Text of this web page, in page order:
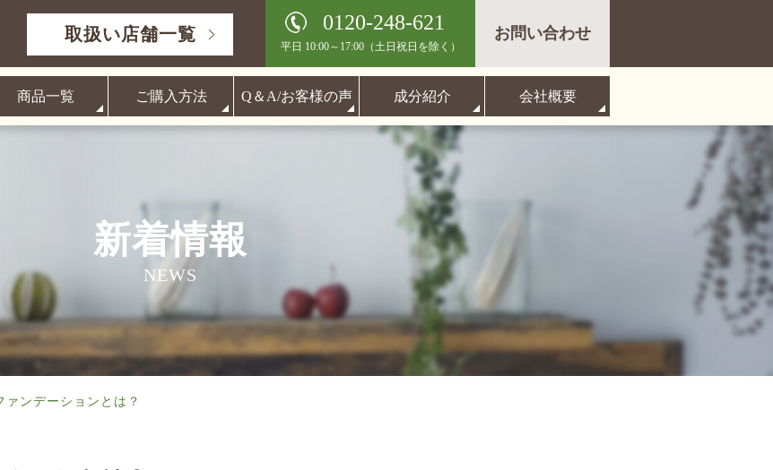
取扱い店舗一覧 0120-248-621
平日 10:00～17:00（土日祝日を除く）
お問い合わせ
商品一覧 ご購入方法 Q＆A/お客様の声 成分紹介 会社概要
新着情報
NEWS
ァンデーションとは？